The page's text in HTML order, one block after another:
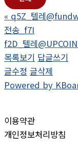
« q5Z_텔레
전송_f7I
f2D_텔레
목록보기 답글쓰기
글수정 글삭제
Powered by
이용약관
개인정보처리방침